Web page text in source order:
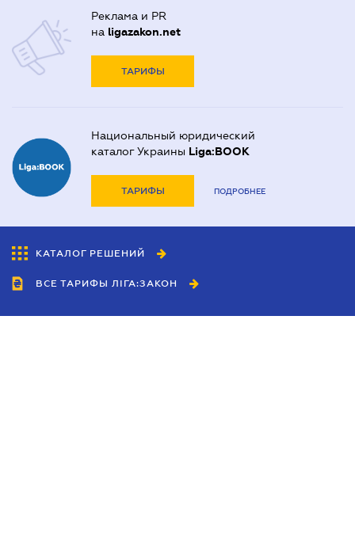
Реклама и PR
на ligazakon.net
ТАРИФЫ
Национальный юридический
каталог Украины Liga:BOOK
ТАРИФЫ ПОДРОБНЕЕ
КАТАЛОГ РЕШЕНИЙ
ВСЕ ТАРИФЫ ЛІГА:ЗАКОН